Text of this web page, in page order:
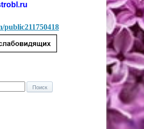
public211750418